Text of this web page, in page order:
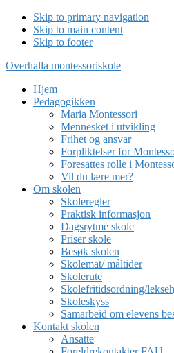
Skip to primary navigation
Skip to main content
Skip to footer
Overhalla montessoriskole
Hjem
Pedagogikken
Maria Montessori
Mennesket i utvikling
Frihet og ansvar
Forpliktelser for
Foresattes rolle i
Vil du lære mer?
Om skolen
Skoleregler
Praktisk informasjon
Dagsrytme skole
Priser skole
Besøk skolen
Skolemat/ måltider
Skolerute
Skolefritidsordning/
Skoleskyss
Samarbeid om elevens
Kontakt skolen
Ansatte